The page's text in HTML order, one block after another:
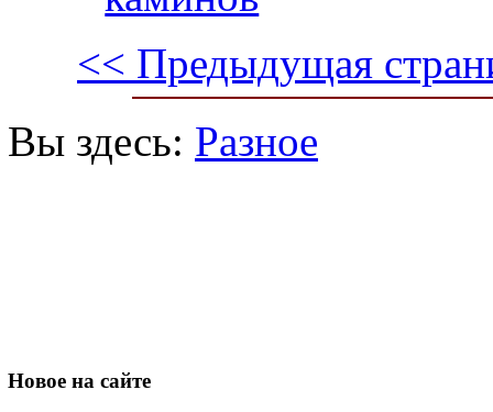
<< Предыдущая
Вы здесь: Разное
Новое на сайте